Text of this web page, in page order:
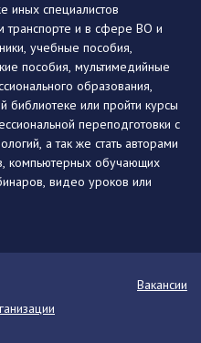
иных специалистов
и в сфере ВО и
учебные пособия,
пособия, мультимедийные
образования,
библиотеке или пройти курсы
переподготовки с
а так же стать авторами
компьютерных обучающих
видео уроков или
Вакансии